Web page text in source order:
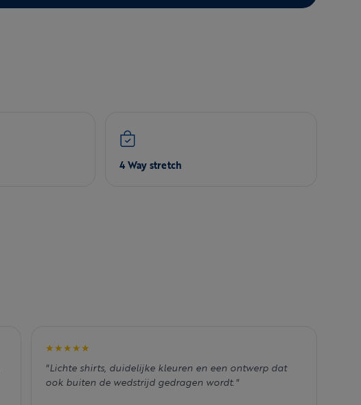
4 Way stretch
★★★★★
"Lichte shirts, duidelijke kleuren en een ontwerp dat
ook buiten de wedstrijd gedragen wordt."